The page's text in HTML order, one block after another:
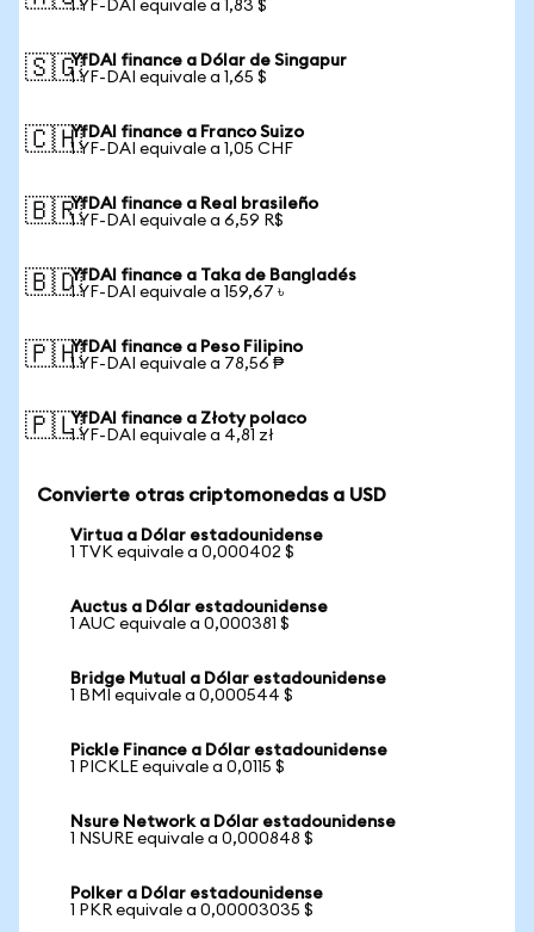
1 YF-DAI equivale a 1,83 $
🇸🇬YfDAI finance a Dólar de Singapur
1 YF-DAI equivale a 1,65 $
🇨🇭YfDAI finance a Franco Suizo
1 YF-DAI equivale a 1,05 CHF
🇧🇷YfDAI finance a Real brasileño
1 YF-DAI equivale a 6,59 R$
🇧🇩YfDAI finance a Taka de Bangladés
1 YF-DAI equivale a 159,67 ৳
🇵🇭YfDAI finance a Peso Filipino
1 YF-DAI equivale a 78,56 ₱
🇵🇱YfDAI finance a Złoty polaco
1 YF-DAI equivale a 4,81 zł
Convierte otras criptomonedas a USD
Virtua a Dólar estadounidense
1 TVK equivale a 0,000402 $
Auctus a Dólar estadounidense
1 AUC equivale a 0,000381 $
Bridge Mutual a Dólar estadounidense
1 BMI equivale a 0,000544 $
Pickle Finance a Dólar estadounidense
1 PICKLE equivale a 0,0115 $
Nsure Network a Dólar estadounidense
1 NSURE equivale a 0,000848 $
Polker a Dólar estadounidense
1 PKR equivale a 0,00003035 $